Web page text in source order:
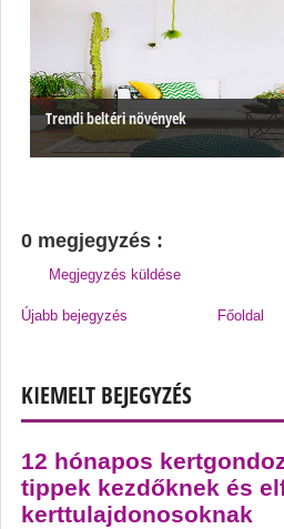
Trendi beltéri növények
0 megjegyzés :
Megjegyzés küldése
Újabb bejegyzés Főoldal
KIEMELT BEJEGYZÉS
12 hónapos
tippek kezdőknek és
kerttulajdonosoknak